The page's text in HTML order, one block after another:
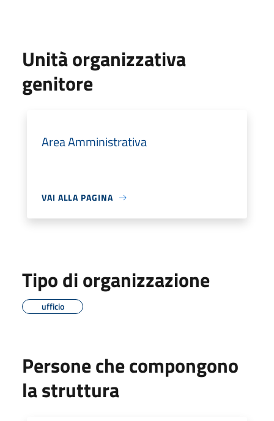
Unità organizzativa
genitore
Area Amministrativa
VAI ALLA PAGINA
Tipo di organizzazione
ufficio
Persone che compongono
la struttura